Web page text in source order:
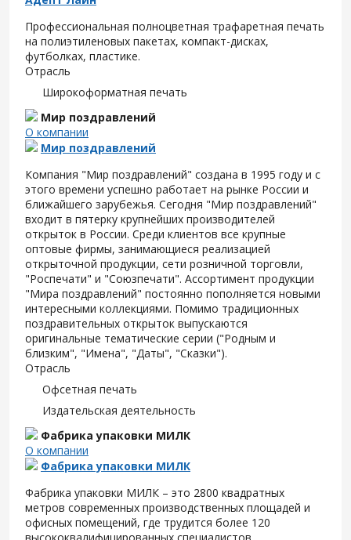
Профессиональная полноцветная трафаретная печать
на полиэтиленовых пакетах, компакт-дисках,
футболках, пластике.
Отрасль
Широкоформатная печать
Мир поздравлений
О компании
Мир поздравлений
Компания "Мир поздравлений" создана в 1995 году и с
этого времени успешно работает на рынке России и
ближайшего зарубежья. Сегодня "Мир поздравлений"
входит в пятерку крупнейших производителей
открыток в России. Среди клиентов все крупные
оптовые фирмы, занимающиеся реализацией
открыточной продукции, сети розничной торговли,
"Роспечати" и "Союзпечати". Ассортимент продукции
"Мира поздравлений" постоянно пополняется новыми
интересными коллекциями. Помимо традиционных
поздравительных открыток выпускаются
оригинальные тематические серии ("Родным и
близким", "Имена", "Даты", "Сказки").
Отрасль
Офсетная печать
Издательская деятельность
Фабрика упаковки МИЛК
О компании
Фабрика упаковки МИЛК
Фабрика упаковки МИЛК – это 2800 квадратных
метров современных производственных площадей и
офисных помещений, где трудится более 120